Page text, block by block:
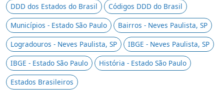
DDD dos Estados do Brasil
Códigos DDD do Brasil
Municípios - Estado São Paulo
Bairros - Neves Paulista, SP
Logradouros - Neves Paulista, SP
IBGE - Neves Paulista, SP
IBGE - Estado São Paulo
História - Estado São Paulo
Estados Brasileiros